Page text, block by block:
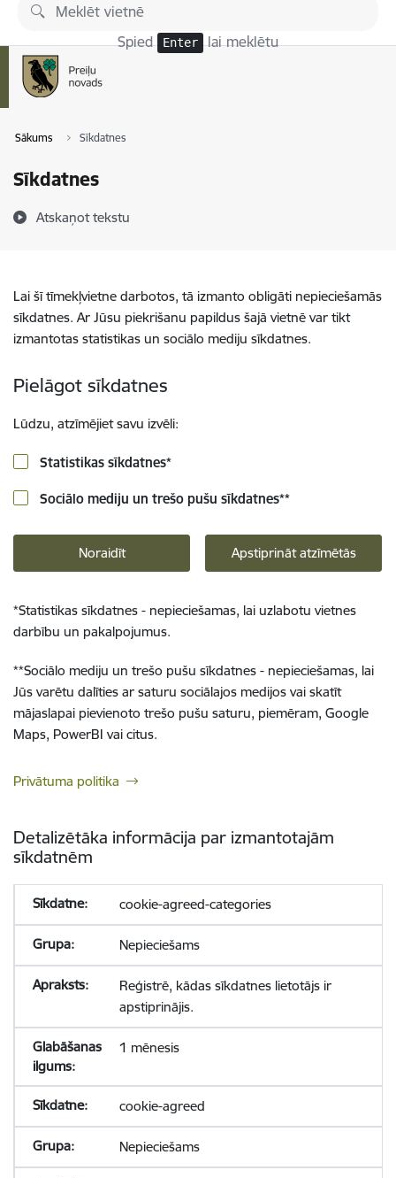
Pāriet uz lapas saturu
Spied Enter lai meklētu
Sākums Sīkdatnes
Sīkdatnes
Atskaņot tekstu
Lai šī tīmekļvietne darbotos, tā izmanto obligāti nepieciešamās
sīkdatnes. Ar Jūsu piekrišanu papildus šajā vietnē var tikt
izmantotas statistikas un sociālo mediju sīkdatnes.
Pielāgot sīkdatnes
Lūdzu, atzīmējiet savu izvēli:
Statistikas sīkdatnes*
Sociālo mediju un trešo pušu sīkdatnes**
Noraidīt Apstiprināt atzīmētās
*Statistikas sīkdatnes - nepieciešamas, lai uzlabotu vietnes
darbību un pakalpojumus.
**Sociālo mediju un trešo pušu sīkdatnes - nepieciešamas, lai
Jūs varētu dalīties ar saturu sociālajos medijos vai skatīt
mājaslapai pievienoto trešo pušu saturu, piemēram, Google
Maps, PowerBI vai citus.
Privātuma politika
Detalizētāka informācija par izmantotajām
sīkdatnēm
cookie-agreed-categories
Nepieciešams
Reģistrē, kādas sīkdatnes lietotājs ir
apstiprinājis.
1 mēnesis
cookie-agreed
Nepieciešams